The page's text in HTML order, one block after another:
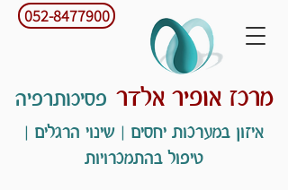
052-8477900
מרכז אופיר אלדר פסיכותרפיה
איזון במערכות יחסים | שינוי הרגלים |
טיפול בהתמכרויות